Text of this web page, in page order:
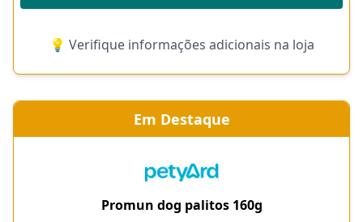
💡 Verifique informações adicionais na loja
Em Destaque
Promun dog palitos 160g